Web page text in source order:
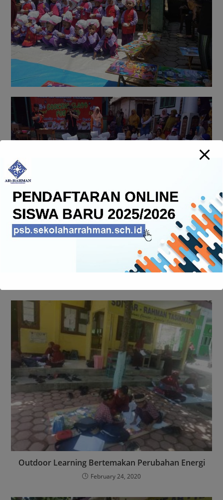
Outdoor Learning Bertemakan Perubahan Energi
February 24, 2020